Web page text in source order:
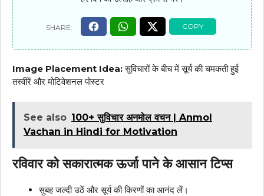
Image Placement Idea:सुविचारों के बीच में सूर्य की चमकती हुई
तस्वीरें और मोटिवेशनल पोस्टर
See also 100+ सुविचार अनमोल वचन | Anmol
Vachan in Hindi for Motivation
रविवार को सकारात्मक ऊर्जा पाने के आसान टिप्स
सुबह जल्दी उठें और सूर्य की किरणों का आनंद लें।